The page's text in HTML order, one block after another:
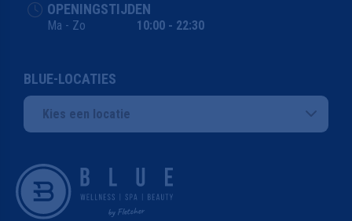
OPENINGSTIJDEN
Ma - Zo 10:00 - 22:30
BLUE-LOCATIES
Kies een locatie